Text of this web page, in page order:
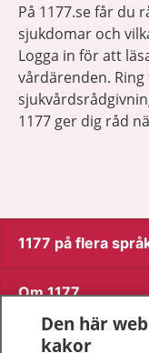
På 1177.se får du
sjukdomar och
Logga in för att
vårdärenden.
1177 ger dig råd
1177 på flera
Om 1177
Kontakt
Den här
kakor